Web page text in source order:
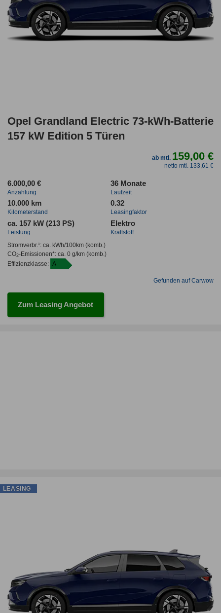
Opel Grandland Electric 73-kWh-Batterie
157 kW Edition 5 Türen
ab mtl. 159,00 €
netto mtl. 133,61 €
6.000,00 €
Anzahlung
36 Monate
Laufzeit
10.000 km
Kilometerstand
0.32
Leasingfaktor
ca. 157 kW (213 PS)
Leistung
Elektro
Kraftstoff
Stromverbr.¹: ca. kWh/100km(komb.)
CO2-Emissionen*: ca. 0 g/km(komb.)
Effizienzklasse: A
Gefunden auf Carwow
Zum Leasing Angebot
LEASING